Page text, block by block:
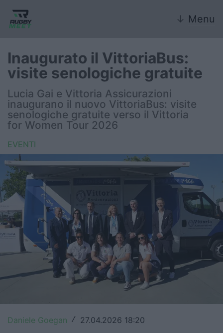
↓ Menu
Nazionali giovanili
Rugby Sevens
FIR
Internazionale
6 Nazioni
United Rugby Championship
Top14
Premiership
Champions Cup
Challenge Cup
World Rugby
Inaugurato il VittoriaBus:
visite senologiche gratuite
Lucia Gai e Vittoria Assicurazioni
inaugurano il nuovo VittoriaBus: visite
senologiche gratuite verso il Vittoria
for Women Tour 2026
EVENTI
Daniele Goegan / 27.04.2026 18:20